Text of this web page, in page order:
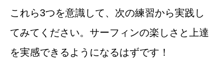
これら3つを意識して、次の練習から実践し
てみてください。サーフィンの楽しさと上達
を実感できるようになるはずです！